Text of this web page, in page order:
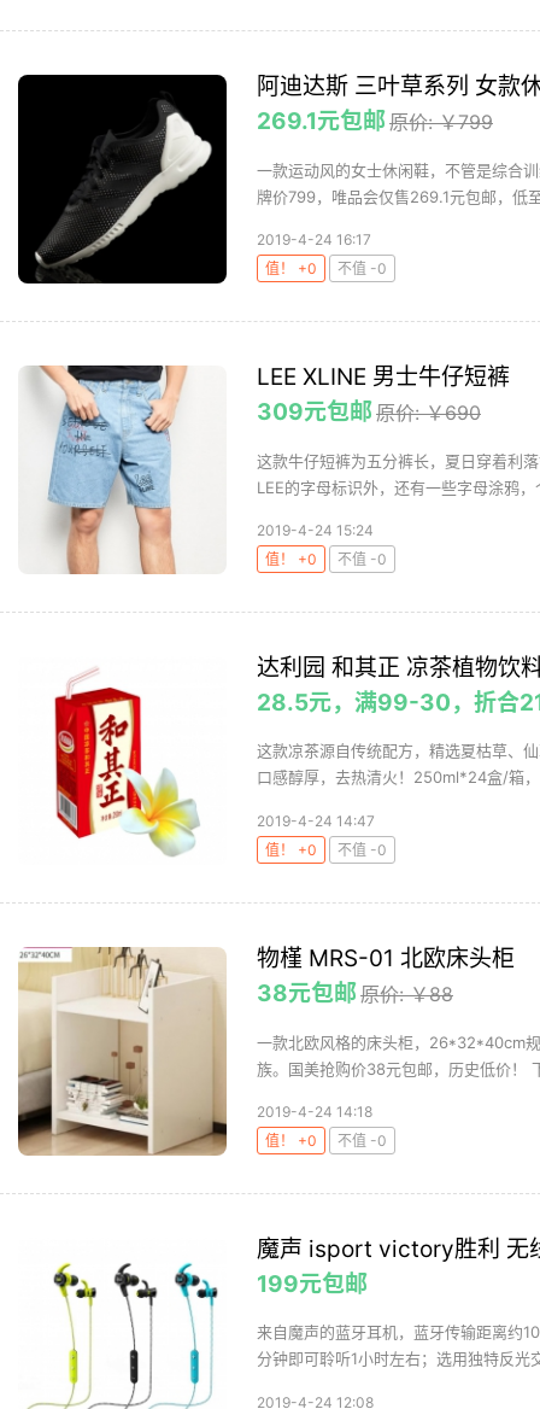
阿迪达斯 三叶草系列 女款
269.1元包邮原价: ￥799
一款运动风的女士休闲鞋，不管是综合
牌价799，唯品会仅售269.1元包邮，低
2019-4-24 16:17
值！ +0
不值 -0
LEE XLINE 男士牛仔短裤
309元包邮原价: ￥690
这款牛仔短裤为五分裤长，夏日穿着利
LEE的字母标识外，还有一些字母涂鸦
2019-4-24 15:24
值！ +0
不值 -0
达利园 和其正 凉茶植物饮
28.5元，满99-30，折合
这款凉茶源自传统配方，精选夏枯草、
口感醇厚，去热清火！250ml*24盒/箱
2019-4-24 14:47
值！ +0
不值 -0
物槿 MRS-01 北欧床头柜
38元包邮原价: ￥88
一款北欧风格的床头柜，26*32*40cm
族。国美抢购价38元包邮，历史低价！
2019-4-24 14:18
值！ +0
不值 -0
魔声 isport victory胜利 无
199元包邮
来自魔声的蓝牙耳机，蓝牙传输距离约
分钟即可聆听1小时左右；选用独特反光
2019-4-24 12:08